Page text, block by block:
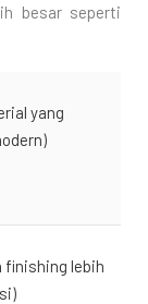
besar seperti
yang
finishing lebih